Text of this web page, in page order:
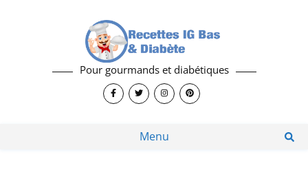
Pour gourmands et diabétiques
Menu